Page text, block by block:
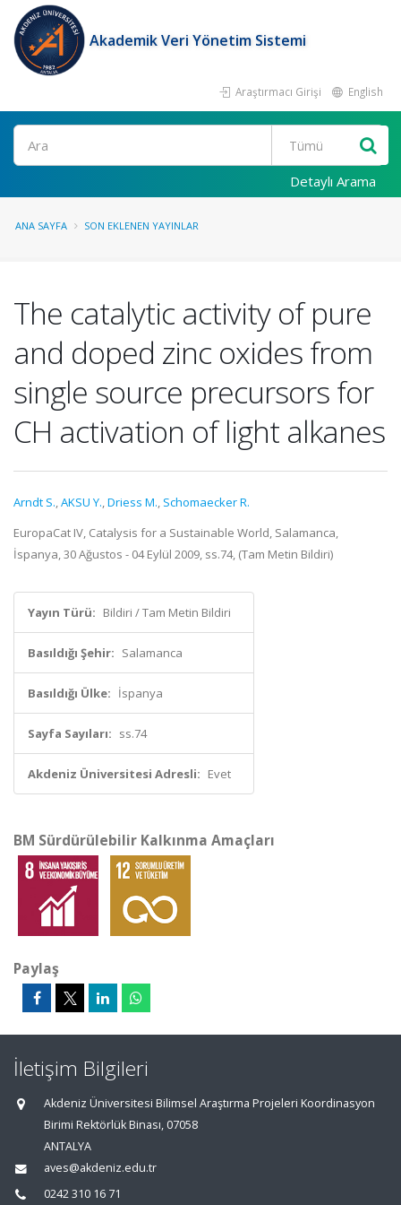
Akademik Veri Yönetim Sistemi
Araştırmacı Girişi English
Ara
Detaylı Arama
ANA SAYFA SON EKLENEN YAYINLAR
The catalytic activity of pure
and doped zinc oxides from
single source precursors for
C­H activation of light alkanes
Arndt S.,AKSU Y.,Driess M., Schomaecker R.
EuropaCat IV, Catalysis for a Sustainable World, Salamanca,
İspanya, 30 Ağustos - 04 Eylül 2009, ss.74, (Tam Metin Bildiri)
Yayın Türü: Bildiri / Tam Metin Bildiri
Basıldığı Şehir: Salamanca
Basıldığı Ülke: İspanya
Sayfa Sayıları: ss.74
Akdeniz Üniversitesi Adresli: Evet
BM Sürdürülebilir Kalkınma Amaçları
Paylaş
İletişim Bilgileri
Akdeniz Üniversitesi Bilimsel Araştırma Projeleri Koordinasyon
Birimi Rektörlük Binası, 07058
ANTALYA
aves@akdeniz.edu.tr
0242 310 16 71